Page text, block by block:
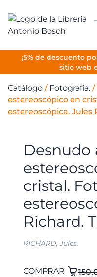
¡5% de descuento
sitio web
Catálogo / Fotografía. /
estereoscópico en
estereoscópica. Jules
Desnudo
cristal.
Richard.
RICHARD, Jules.
Desnudo
COMPRAR